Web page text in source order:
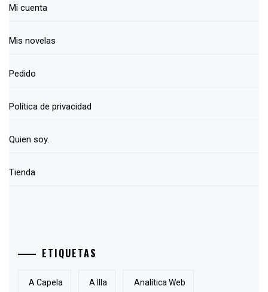
Mi cuenta
Mis novelas
Pedido
Política de privacidad
Quien soy.
Tienda
ETIQUETAS
A Capela A Illa Analítica Web